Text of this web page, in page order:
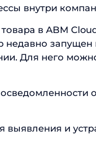
внутри
в ABM
недавно
Для него
выявления и